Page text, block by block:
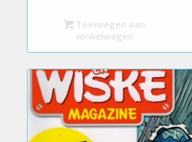
was:
€9.99.
is:
€6.99.
Toevoegen aan
winkelwagen